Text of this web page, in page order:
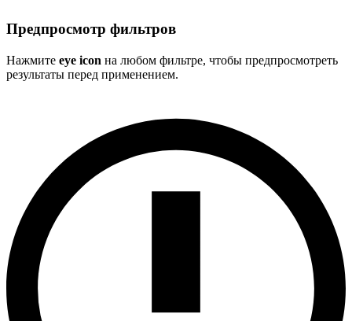
Предпросмотр фильтров
Нажмите eye icon на любом фильтре, чтобы предпросмотреть
результаты перед применением.